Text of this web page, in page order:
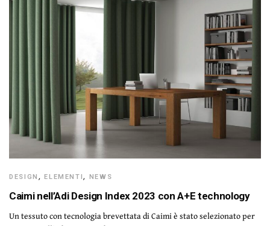
DESIGN ,ELEMENTI, NEWS
Caimi nell’Adi Design Index 2023 con A+E technology
Un tessuto con tecnologia brevettata di Caimi è stato selezionato per